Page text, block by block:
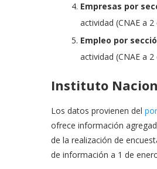
Empresas por
actividad (CNAE a
Empleo por
actividad (CNAE a
Instituto
Los datos provienen del
ofrece información
de la realización de
de información a 1 de